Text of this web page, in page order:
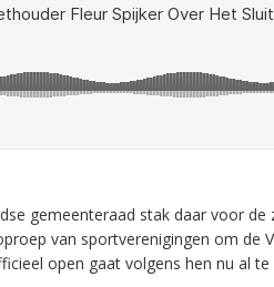
gemeenteraad stak daar voor
van sportverenigingen om de
open gaat volgens hen nu al